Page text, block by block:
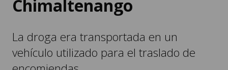
La droga era transportada en un
encomiendas.